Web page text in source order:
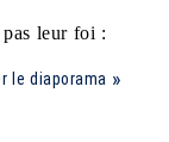
leur foi :
le diaporama